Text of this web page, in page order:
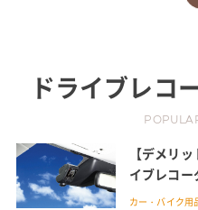
ドライブレコ
【デメリ
イブレコ
カー・バイク用